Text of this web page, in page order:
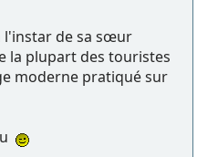
l'instar de sa sœur
la plupart des touristes
moderne pratiqué sur